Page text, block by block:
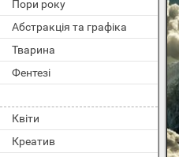
Пори року
Абстракція та графіка
Тварина
Фентезі
Квіти
Креатив